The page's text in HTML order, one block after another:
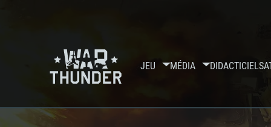
JEU MÉDIA DIDACTICIELS